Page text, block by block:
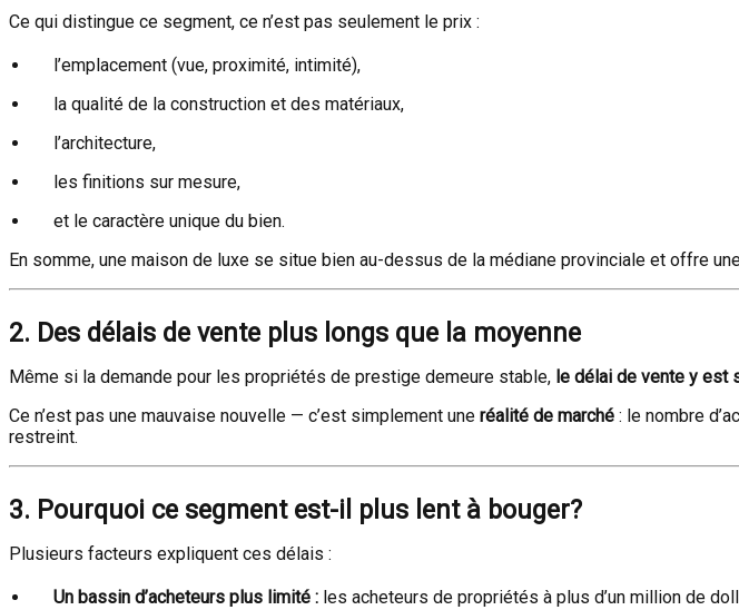
Ce qui distingue ce segment, ce n’est pas seulement le prix :
l’emplacement (vue, proximité, intimité),
la qualité de la construction et des matériaux,
l’architecture,
les finitions sur mesure,
et le caractère unique du bien.
En somme, une maison de luxe se situe bien au-dessus de la médiane provinciale et offre
2. Des délais de vente plus longs que la moyenne
Même si la demande pour les propriétés de prestige demeure stable, le délai de vente y est
Ce n’est pas une mauvaise nouvelle — c’est simplement une réalité de marché : le nombre
restreint.
3. Pourquoi ce segment est-il plus lent à bouger?
Plusieurs facteurs expliquent ces délais :
Un bassin d’acheteurs plus limité : les acheteurs de propriétés à plus d’un million de